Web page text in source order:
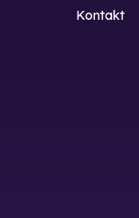
Kontakt